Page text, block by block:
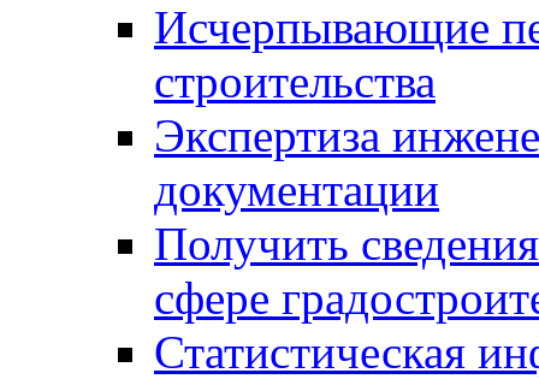
Исчерпывающие
строительства
Экспертиза
документации
Получить
сфере
Статистическая